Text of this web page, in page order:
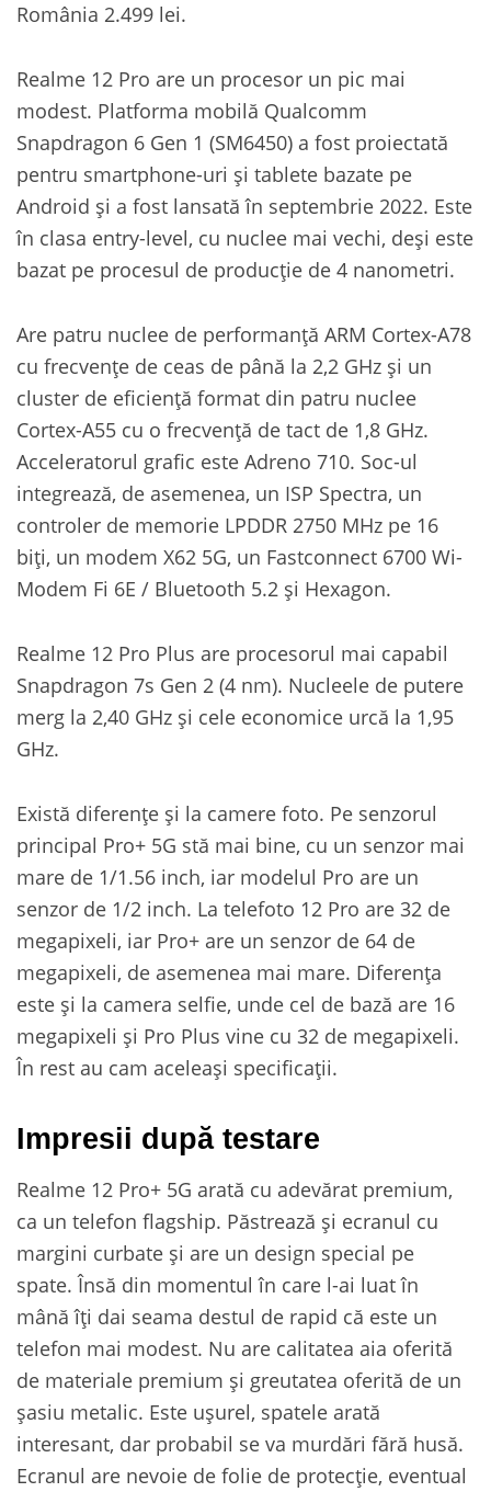
România 2.499 lei.
Realme 12 Pro are un procesor un pic mai
modest. Platforma mobilă Qualcomm
Snapdragon 6 Gen 1 (SM6450) a fost proiectată
pentru smartphone-uri și tablete bazate pe
Android și a fost lansată în septembrie 2022. Este
în clasa entry-level, cu nuclee mai vechi, deși este
bazat pe procesul de producție de 4 nanometri.
Are patru nuclee de performanță ARM Cortex-A78
cu frecvențe de ceas de până la 2,2 GHz și un
cluster de eficiență format din patru nuclee
Cortex-A55 cu o frecvență de tact de 1,8 GHz.
Acceleratorul grafic este Adreno 710. Soc-ul
integrează, de asemenea, un ISP Spectra, un
controler de memorie LPDDR 2750 MHz pe 16
biți, un modem X62 5G, un Fastconnect 6700 Wi-
Modem Fi 6E / Bluetooth 5.2 și Hexagon.
Realme 12 Pro Plus are procesorul mai capabil
Snapdragon 7s Gen 2 (4 nm). Nucleele de putere
merg la 2,40 GHz și cele economice urcă la 1,95
GHz.
Există diferențe și la camere foto. Pe senzorul
principal Pro+ 5G stă mai bine, cu un senzor mai
mare de 1/1.56 inch, iar modelul Pro are un
senzor de 1/2 inch. La telefoto 12 Pro are 32 de
megapixeli, iar Pro+ are un senzor de 64 de
megapixeli, de asemenea mai mare. Diferența
este și la camera selfie, unde cel de bază are 16
megapixeli și Pro Plus vine cu 32 de megapixeli.
În rest au cam aceleași specificații.
Impresii după testare
Realme 12 Pro+ 5G arată cu adevărat premium,
ca un telefon flagship. Păstrează și ecranul cu
margini curbate și are un design special pe
spate. Însă din momentul în care l-ai luat în
mână îți dai seama destul de rapid că este un
telefon mai modest. Nu are calitatea aia oferită
de materiale premium și greutatea oferită de un
șasiu metalic. Este ușurel, spatele arată
interesant, dar probabil se va murdări fără husă.
Ecranul are nevoie de folie de protecție, eventual